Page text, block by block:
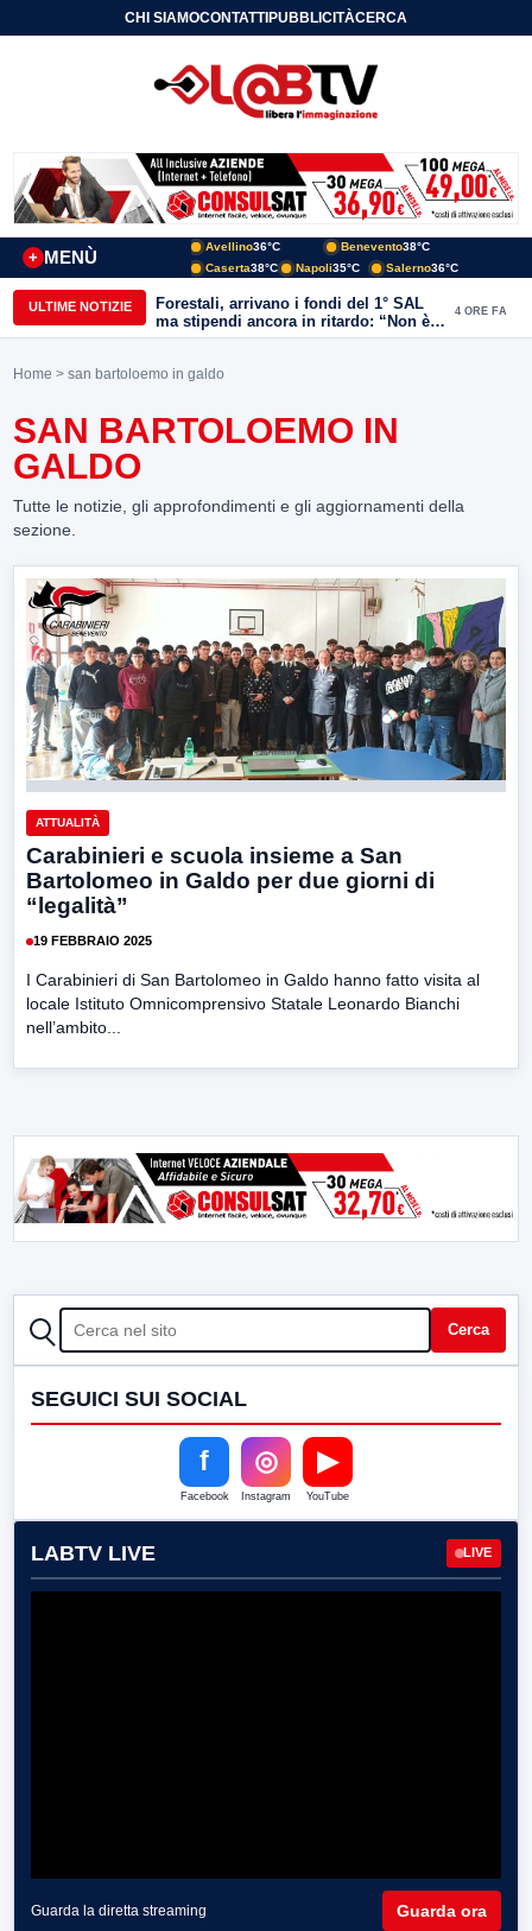
CHI SIAMOCONTATTIPUBBLICITÀCERCA
MENÙ
+
Avellino36°C Benevento38°C
Caserta38°C Napoli35°C Salerno36°C
ULTIME NOTIZIE
Forestali, arrivano i fondi del 1° SAL
ma stipendi ancora in ritardo: “Non è
più sostenibile”
4 ORE FA
Home > san bartoloemo in galdo
SAN BARTOLOEMO IN
GALDO
Tutte le notizie, gli approfondimenti e gli aggiornamenti della
sezione.
ATTUALITÀ
Carabinieri e scuola insieme a San
Bartolomeo in Galdo per due giorni di
“legalità”
19 FEBBRAIO 2025
I Carabinieri di San Bartolomeo in Galdo hanno fatto visita al
locale Istituto Omnicomprensivo Statale Leonardo Bianchi
nell’ambito...
CERCA Cerca
SEGUICI SUI SOCIAL
f
Facebook
◎
Instagram
▶
YouTube
LABTV LIVE LIVE
Guarda la diretta streaming Guarda ora